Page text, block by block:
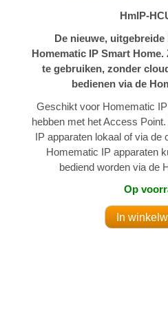
HmIP-
De nieuwe,
Homematic IP Smart
te gebruiken, zonder
bedienen via de
Geschikt voor Homematic
hebben met het Access
IP apparaten lokaal of via de
Homematic IP apparaten
bediend worden via de
Op